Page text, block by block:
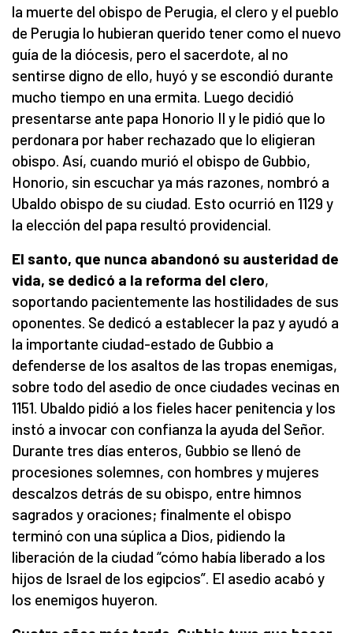
la muerte del obispo de Perugia, el clero y el pueblo
de Perugia lo hubieran querido tener como el nuevo
guía de la diócesis, pero el sacerdote, al no
sentirse digno de ello, huyó y se escondió durante
mucho tiempo en una ermita. Luego decidió
presentarse ante papa Honorio II y le pidió que lo
perdonara por haber rechazado que lo eligieran
obispo. Así, cuando murió el obispo de Gubbio,
Honorio, sin escuchar ya más razones, nombró a
Ubaldo obispo de su ciudad. Esto ocurrió en 1129 y
la elección del papa resultó providencial.
El santo, que nunca abandonó su austeridad de
vida, se dedicó a la reforma del clero,
soportando pacientemente las hostilidades de sus
oponentes. Se dedicó a establecer la paz y ayudó a
la importante ciudad-estado de Gubbio a
defenderse de los asaltos de las tropas enemigas,
sobre todo del asedio de once ciudades vecinas en
1151. Ubaldo pidió a los fieles hacer penitencia y los
instó a invocar con confianza la ayuda del Señor.
Durante tres días enteros, Gubbio se llenó de
procesiones solemnes, con hombres y mujeres
descalzos detrás de su obispo, entre himnos
sagrados y oraciones; finalmente el obispo
terminó con una súplica a Dios, pidiendo la
liberación de la ciudad “cómo había liberado a los
hijos de Israel de los egipcios”. El asedio acabó y
los enemigos huyeron.